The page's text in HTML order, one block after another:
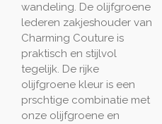
wandeling. De olijfgroene
lederen zakjeshouder van
Charming Couture is
praktisch en stijlvol
tegelijk. De rijke
olijfgroene kleur is een
prschtige combinatie met
onze olijfgroene en